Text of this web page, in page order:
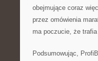
obejmujące coraz
przez omówienia
ma poczucie, że
Podsumowując,